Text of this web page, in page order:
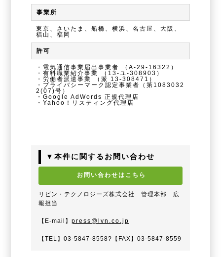
事業所
東京、さいたま、船橋、横浜、名古屋、大阪、
福山、福岡
許可
・電気通信事業届出事業者
（A-29-16322）
・有料職業紹介事業
（13-ユ-308903）
・労働者派遣事業
（派 13-308471）
・プライバシーマーク認定事業者（第1083032
2(07)号）
・Google AdWords 正規代理店
・Yahoo！リスティング代理店
▼本件に関するお問い合わせ
お問い合わせはこちら
リビン・テクノロジーズ株式会社 管理本部 広
報担当
【E-mail】 press@lvn.co.jp
【TEL】03-5847-8558?【FAX】03-5847-8559